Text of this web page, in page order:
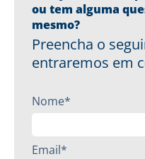
ou tem alguma
mesmo?
Preencha o
entraremos em
Nome*
Email*